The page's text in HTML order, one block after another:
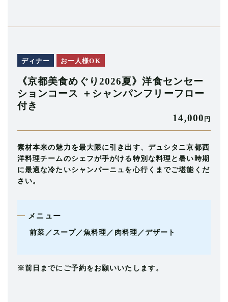
ディナー お一人様OK
《京都美食めぐり2026夏》洋食センセー
ションコース ＋シャンパンフリーフロー
付き
14,000 円
素材本来の魅力を最大限に引き出す、デュシタニ京都西
洋料理チームのシェフが手がける特別な料理と暑い時期
に最適な冷たいシャンパーニュを心行くまでご堪能くだ
さい。
メニュー
前菜／スープ／魚料理／肉料理／デザート
※前日までにご予約をお願いいたします。